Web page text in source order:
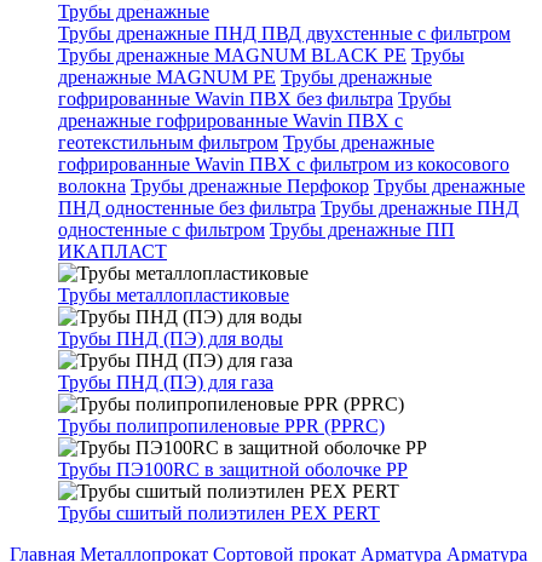
Трубы дренажные
Трубы дренажные ПНД ПВД двухстенные с фильтром
Трубы дренажные MAGNUM BLACK PE Трубы
дренажные MAGNUM PE Трубы дренажные
гофрированные Wavin ПВХ без фильтра Трубы
дренажные гофрированные Wavin ПВХ с
геотекстильным фильтром Трубы дренажные
гофрированные Wavin ПВХ с фильтром из кокосового
волокна Трубы дренажные Перфокор Трубы дренажные
ПНД одностенные без фильтра Трубы дренажные ПНД
одностенные с фильтром Трубы дренажные ПП
ИКАПЛАСТ
Трубы металлопластиковые
Трубы ПНД (ПЭ) для воды
Трубы ПНД (ПЭ) для газа
Трубы полипропиленовые PPR (PPRC)
Трубы ПЭ100RC в защитной оболочке PP
Трубы сшитый полиэтилен PEX PERT
Главная Металлопрокат Сортовой прокат Арматура Арматура